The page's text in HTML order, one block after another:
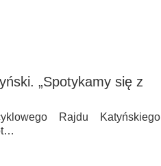
„Spotykamy się z
Rajdu Katyńskiego